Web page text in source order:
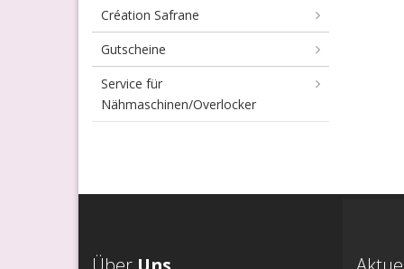
Création Safrane
Gutscheine
Service für
Nähmaschinen/Overlocker